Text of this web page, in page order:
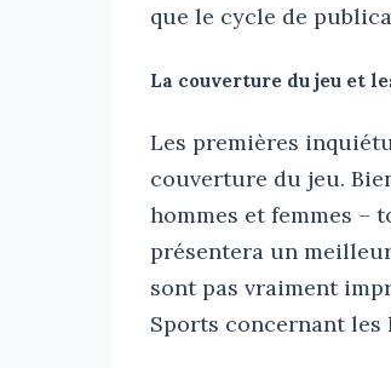
que le cycle de
La couverture du jeu et
Les premières
couverture du jeu.
hommes et femmes –
présentera un
sont pas vraiment
Sports concernant les